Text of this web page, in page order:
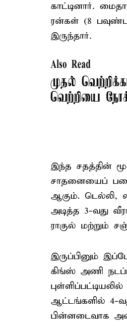
காட்டினார்.
ரன்கள் (8
இருந்தார்.
Also Read
முதல்
வெற்றியை
இந்த சதத்தின்
சாதனையைப்
ஆகும். டெல்லி,
அடித்த 3-வது
ராகுல் மற்றும்
இருப்பினும்
கிங்ஸ் அணி
ஆட்டங்களில் 4-
பின்னடைவாக